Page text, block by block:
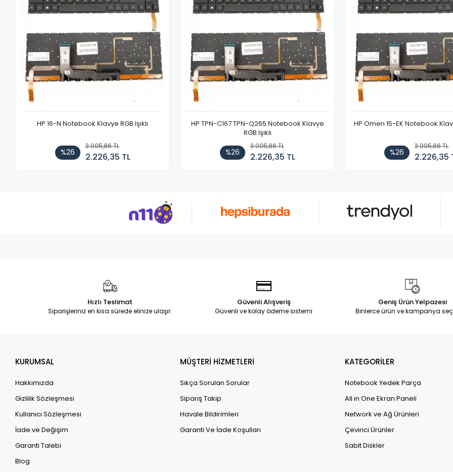
HP 16-N Notebook Klavye RGB Işıklı
%26
3.005,86 TL
2.226,35 TL
HP TPN-C167 TPN-Q265 Notebook Klavye
RGB Işıklı
%26
3.005,86 TL
2.226,35 TL
HP Omen 15-EK Notebook
%26
3.005,86 TL
2.226,35
Hızlı Teslimat
Siparişleriniz en kısa sürede elinize ulaşır.
Güvenli Alışveriş
Güvenli ve kolay ödeme sistemi
Geniş Ürün Yelpazesi
Binlerce ürün ve kampanya
KURUMSAL
Hakkımızda
Gizlilik Sözleşmesi
Kullanıcı Sözleşmesi
İade ve Değişim
Garanti Talebi
Blog
MÜŞTERİ HİZMETLERİ
Sıkça Sorulan Sorular
Sipariş Takip
Havale Bildirimleri
Garanti Ve İade Koşulları
KATEGORİLER
Notebook Yedek Parça
All in One Ekran Paneli
Network ve Ağ Ürünleri
Çevirici Ürünler
Sabit Diskler